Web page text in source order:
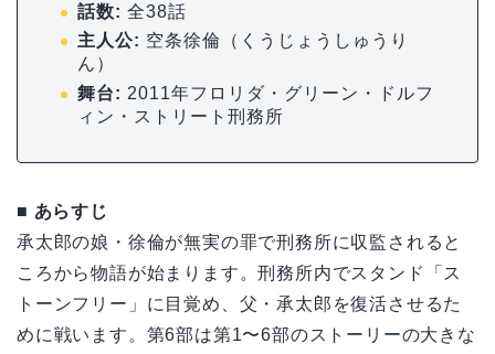
話数: 全38話
主人公: 空条徐倫（くうじょうしゅうり
ん）
舞台: 2011年フロリダ・グリーン・ドルフ
ィン・ストリート刑務所
■ あらすじ
承太郎の娘・徐倫が無実の罪で刑務所に収監されると
ころから物語が始まります。刑務所内でスタンド「ス
トーンフリー」に目覚め、父・承太郎を復活させるた
めに戦います。第6部は第1〜6部のストーリーの大きな